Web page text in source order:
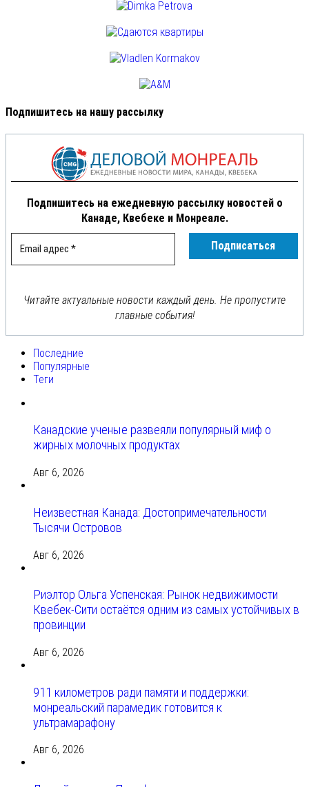
Подпишитесь на нашу рассылку
Подпишитесь на ежедневную рассылку новостей о
Канаде, Квебеке и Монреале.
Читайте актуальные новости каждый день. Не пропустите
главные события!
Последние
Популярные
Теги
Канадские ученые развеяли популярный миф о
жирных молочных продуктах
Авг 6, 2026
Неизвестная Канада: Достопримечательности
Тысячи Островов
Авг 6, 2026
Риэлтор Ольга Успенская: Рынок недвижимости
Квебек-Сити остаётся одним из самых устойчивых в
провинции
Авг 6, 2026
911 километров ради памяти и поддержки:
монреальский парамедик готовится к
ультрамарафону
Авг 6, 2026